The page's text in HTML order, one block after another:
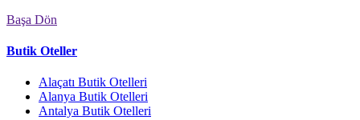
Başa Dön
Butik Oteller
Alaçatı Butik Otelleri
Alanya Butik Otelleri
Antalya Butik Otelleri